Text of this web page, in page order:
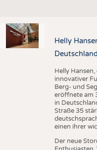
Helly
Deutschland
Helly
innovativer
Berg- und
eröffnete am
in
Straße 35
einen ihrer
Der neue